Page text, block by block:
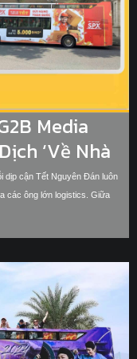
Media
‘Về Nhà
Trên
dịp cận Tết Nguyên Đán luôn
các ông lớn logistics. Giữa